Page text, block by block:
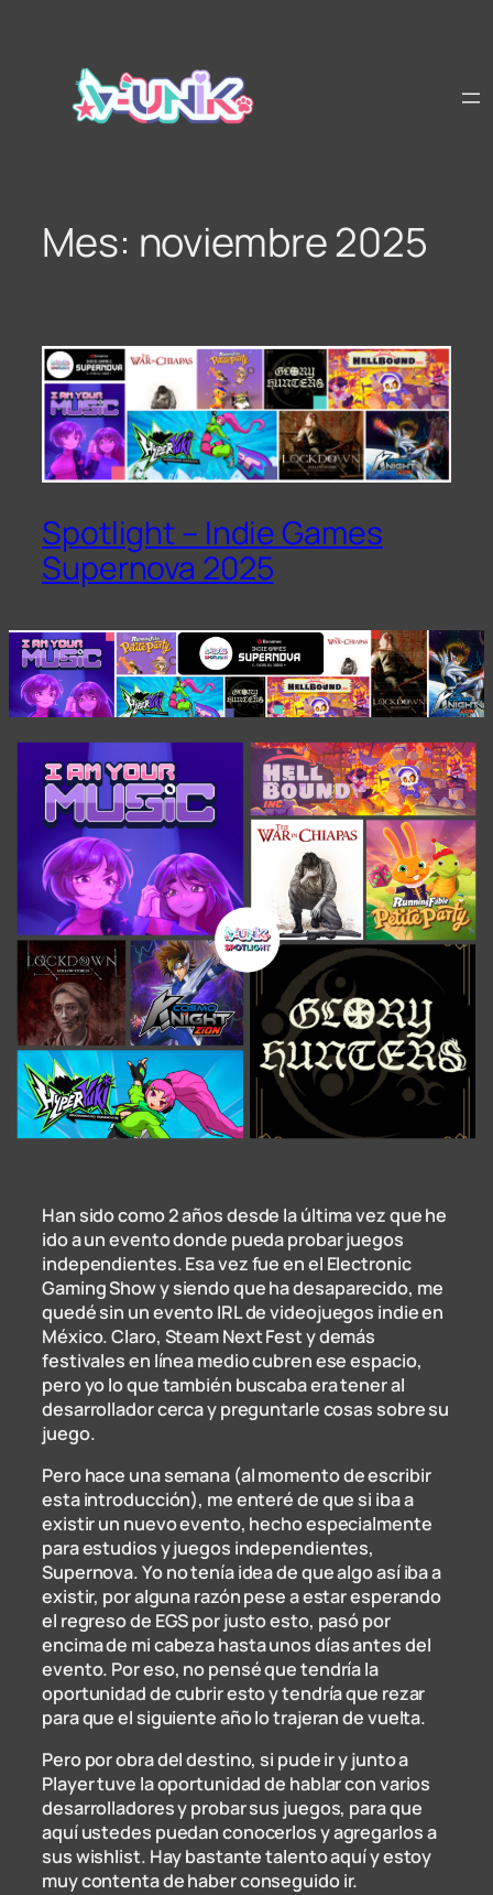
contenido
Mes: noviembre 2025
Spotlight – Indie Games
Supernova 2025
Han sido como 2 años desde la última vez que he
ido a un evento donde pueda probar juegos
independientes. Esa vez fue en el Electronic
Gaming Show y siendo que ha desaparecido, me
quedé sin un evento IRL de videojuegos indie en
México. Claro, Steam Next Fest y demás
festivales en línea medio cubren ese espacio,
pero yo lo que también buscaba era tener al
desarrollador cerca y preguntarle cosas sobre su
juego.
Pero hace una semana (al momento de escribir
esta introducción), me enteré de que si iba a
existir un nuevo evento, hecho especialmente
para estudios y juegos independientes,
Supernova. Yo no tenía idea de que algo así iba a
existir, por alguna razón pese a estar esperando
el regreso de EGS por justo esto, pasó por
encima de mi cabeza hasta unos días antes del
evento. Por eso, no pensé que tendría la
oportunidad de cubrir esto y tendría que rezar
para que el siguiente año lo trajeran de vuelta.
Pero por obra del destino, si pude ir y junto a
Player tuve la oportunidad de hablar con varios
desarrolladores y probar sus juegos, para que
aquí ustedes puedan conocerlos y agregarlos a
sus wishlist. Hay bastante talento aquí y estoy
muy contenta de haber conseguido ir.